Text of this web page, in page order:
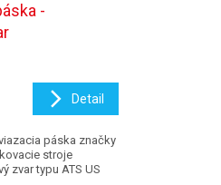
-
Detail
páska značky
stroje
zvar typu ATS US